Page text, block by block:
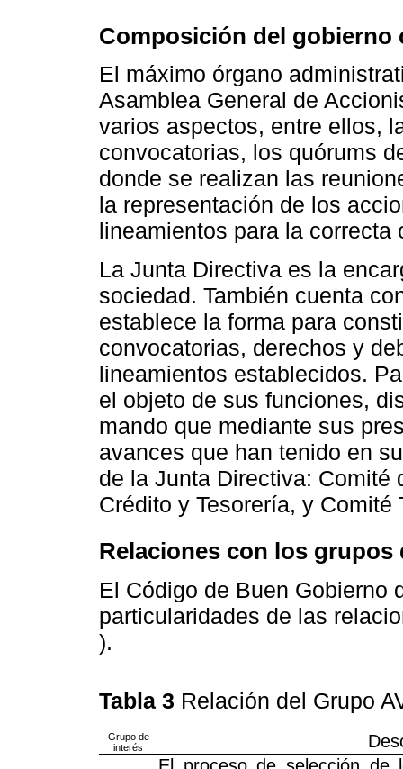
Composición del gobierno
El máximo órgano
Asamblea General de
varios aspectos, entre ellos,
convocatorias, los quórums
donde se realizan las
la representación de los
lineamientos para la correcta
La Junta Directiva es la
sociedad. También cuenta
establece la forma para
convocatorias, derechos y
lineamientos establecidos.
el objeto de sus funciones,
mando que mediante sus
avances que han tenido en
de la Junta Directiva: Comité
Crédito y Tesorería, y
Relaciones con los grupos
El Código de Buen Gobierno
particularidades de las
).
Tabla 3 Relación del Grupo
Grupo de
interés